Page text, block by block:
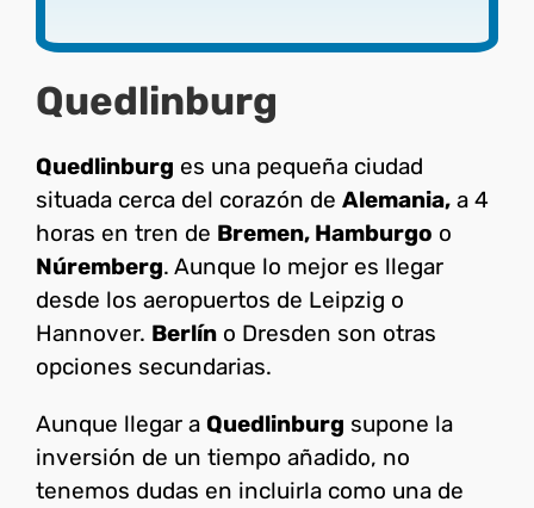
Quedlinburg
Quedlinburg es una pequeña ciudad
situada cerca del corazón de Alemania, a 4
horas en tren de Bremen, Hamburgo o
Núremberg. Aunque lo mejor es llegar
desde los aeropuertos de Leipzig o
Hannover. Berlín o Dresden son otras
opciones secundarias.
Aunque llegar a Quedlinburg supone la
inversión de un tiempo añadido, no
tenemos dudas en incluirla como una de